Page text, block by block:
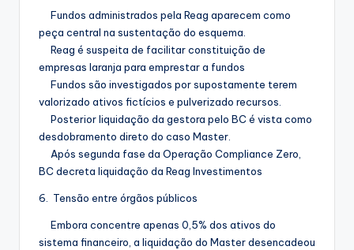
Fundos administrados pela Reag aparecem como
peça central na sustentação do esquema.
Reag é suspeita de facilitar constituição de
empresas laranja para emprestar a fundos
Fundos são investigados por supostamente terem
valorizado ativos fictícios e pulverizado recursos.
Posterior liquidação da gestora pelo BC é vista como
desdobramento direto do caso Master.
Após segunda fase da Operação Compliance Zero,
BC decreta liquidação da Reag Investimentos
6. Tensão entre órgãos públicos
Embora concentre apenas 0,5% dos ativos do
sistema financeiro, a liquidação do Master desencadeou